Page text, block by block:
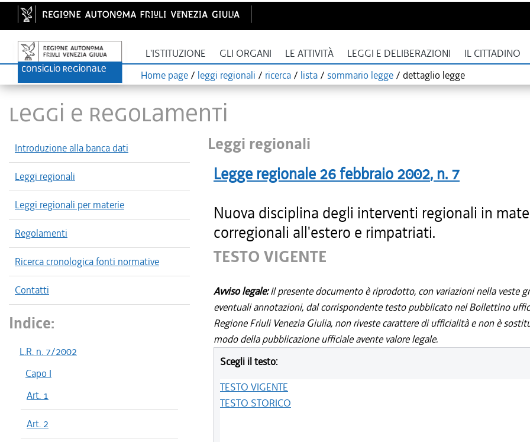
L'ISTITUZIONE GLI ORGANI LE ATTIVITÀ LEGGI E DELIBERAZIONI IL CITTADINO
Home page / leggi regionali / ricerca / lista / sommario legge / dettaglio legge
LEGGI E REGOLAMENTI
Introduzione alla banca dati
Leggi regionali
Leggi regionali per materie
Regolamenti
Ricerca cronologica fonti normative
Contatti
Indice:
L.R. n. 7/2002
Capo I
Art. 1
Art. 2
Leggi regionali
Legge regionale 26 febbraio 2002, n. 7
Nuova disciplina degli interventi regionali in
corregionali all'estero e rimpatriati.
TESTO VIGENTE
Avviso legale:Il presente documento è riprodotto, con variazioni nella veste
eventuali annotazioni, dal corrispondente testo pubblicato nel Bollettino
Regione Friuli Venezia Giulia, non riveste carattere di ufficialità e non è
modo della pubblicazione ufficiale avente valore legale.
Scegli il testo:
TESTO VIGENTE
TESTO STORICO